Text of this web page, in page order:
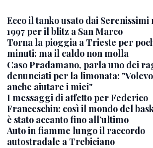
Ecco il tanko usato dai Serenissimi
1997 per il blitz a San Marco
Torna la pioggia a Trieste per
minuti: ma il caldo non molla
Caso Pradamano, parla uno dei
denunciati per la limonata: "Volevo
anche aiutare i miei"
I messaggi di affetto per Federico
Franceschin: così il mondo del
è stato accanto fino all’ultimo
Auto in fiamme lungo il raccordo
autostradale a Trebiciano